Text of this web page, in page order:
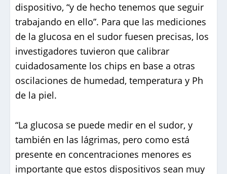
dispositivo, “y de hecho tenemos que seguir
trabajando en ello”. Para que las mediciones
de la glucosa en el sudor fuesen precisas, los
investigadores tuvieron que calibrar
cuidadosamente los chips en base a otras
oscilaciones de humedad, temperatura y Ph
de la piel.
“La glucosa se puede medir en el sudor, y
también en las lágrimas, pero como está
presente en concentraciones menores es
importante que estos dispositivos sean muy